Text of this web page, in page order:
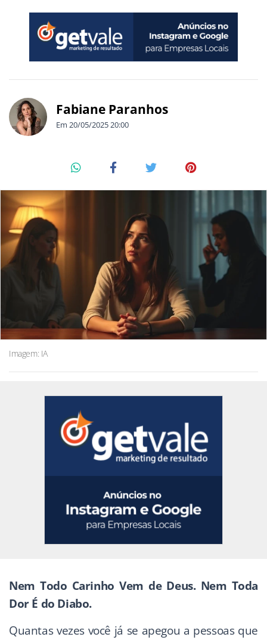
Fabiane Paranhos
Em 20/05/2025 20:00
Imagem: IA
Nem Todo Carinho Vem de Deus. Nem Toda
Dor É do Diabo.
Quantas vezes você já se apegou a pessoas que